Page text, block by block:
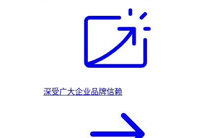
深受广大企业品牌信赖